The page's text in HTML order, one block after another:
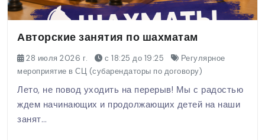
Авторские занятия по шахматам
28 июля 2026 г. с 18:25 до 19:25
Регулярное
мероприятие в СЦ (субарендаторы по договору)
Лето, не повод уходить на перерыв! Мы с радостью
ждем начинающих и продолжающих детей на наши
занят…